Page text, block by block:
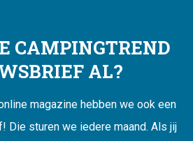
CAMPINGTREND
AL?
magazine hebben we ook een
Die sturen we iedere maand. Als jij